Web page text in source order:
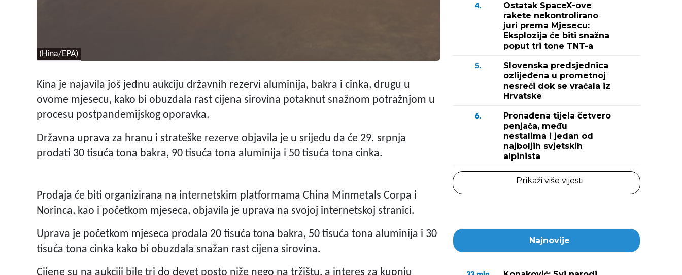
(Hina/EPA)
Kina je najavila još jednu aukciju državnih rezervi aluminija, bakra i cinka, drugu u
ovome mjesecu, kako bi obuzdala rast cijena sirovina potaknut snažnom potražnjom u
procesu postpandemijskog oporavka.
Državna uprava za hranu i strateške rezerve objavila je u srijedu da će 29. srpnja
prodati 30 tisuća tona bakra, 90 tisuća tona aluminija i 50 tisuća tona cinka.
Prodaja će biti organizirana na internetskim platformama China Minmetals Corpa i
Norinca, kao i početkom mjeseca, objavila je uprava na svojoj internetskoj stranici.
Uprava je početkom mjeseca prodala 20 tisuća tona bakra, 50 tisuća tona aluminija i 30
tisuća tona cinka kako bi obuzdala snažan rast cijena sirovina.
4.
Ostatak SpaceX-ove
rakete nekontrolirano
juri prema Mjesecu:
Eksplozija će biti snažna
poput tri tone TNT-a
5.
Slovenska predsjednica
ozlijeđena u prometnoj
nesreći dok se vraćala iz
Hrvatske
6.
Pronađena tijela četvero
penjača, među
nestalima i jedan od
najboljih svjetskih
alpinista
Prikaži više vijesti
Najnovije